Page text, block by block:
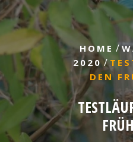
HOME /
2020/
DEN